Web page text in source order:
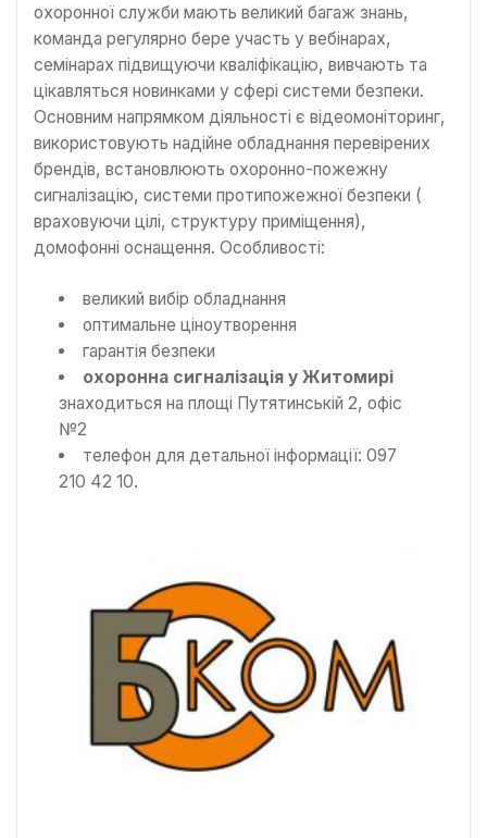
охоронної служби мають великий багаж знань,
команда регулярно бере участь у вебінарах,
семінарах підвищуючи кваліфікацію, вивчають та
цікавляться новинками у сфері системи безпеки.
Основним напрямком діяльності є відеомоніторинг,
використовують надійне обладнання перевірених
брендів, встановлюють охоронно-пожежну
сигналізацію, системи протипожежної безпеки (
враховуючи цілі, структуру приміщення),
домофонні оснащення. Особливості:
великий вибір обладнання
оптимальне ціноутворення
гарантія безпеки
охоронна сигналізація у Житомирі
знаходиться на площі Путятинській 2, офіс
№2
телефон для детальної інформації: 097
210 42 10.